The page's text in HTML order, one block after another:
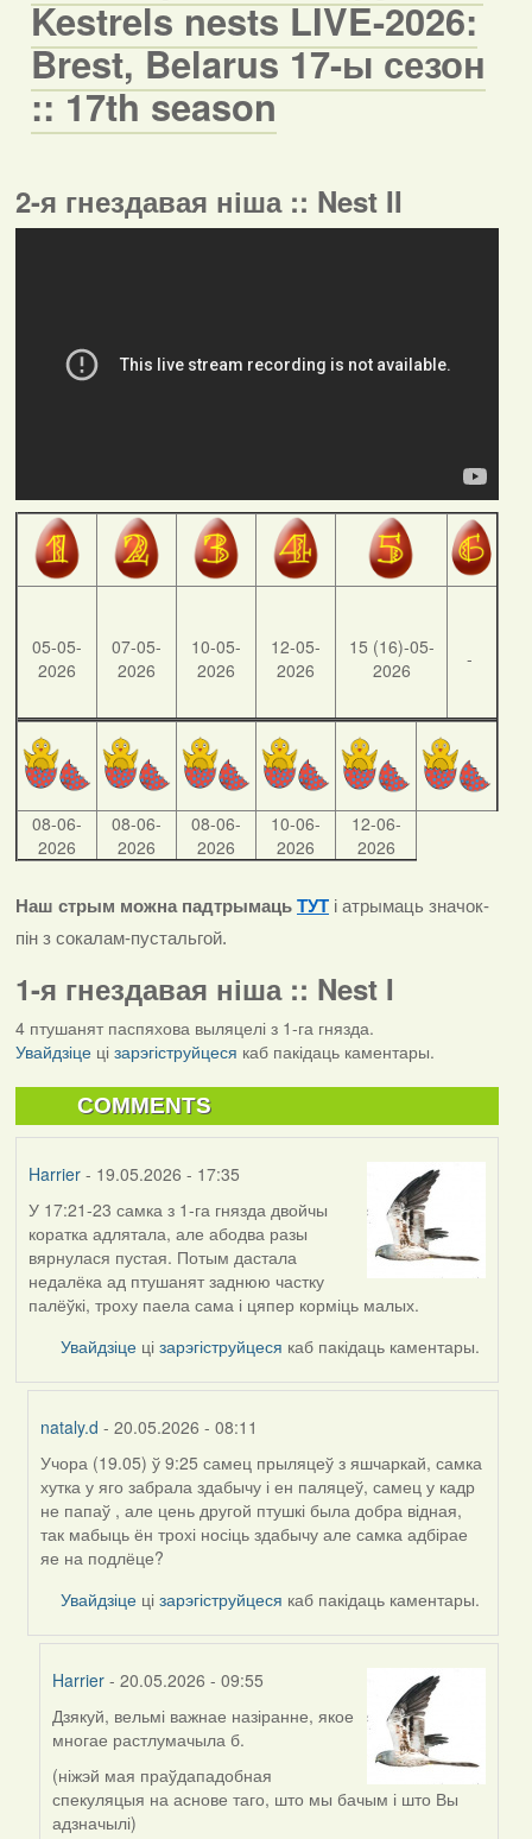
Kestrels nests LIVE-2026:
Brest, Belarus 17-ы сезон
:: 17th season
2-я гнездавая ніша :: Nest II
05-05-
2026
07-05-
2026
10-05-
2026
12-05-
2026
15 (16)-05-
2026
-
08-06-
2026
08-06-
2026
08-06-
2026
10-06-
2026
12-06-
2026
Наш стрым можна падтрымаць ТУТ і атрымаць значок-
пін з сокалам-пустальгой.
1-я гнездавая ніша :: Nest I
4 птушанят паспяхова выляцелі з 1-га гнязда.
Увайдзіцеці зарэгіструйцеся каб пакідаць каментары.
COMMENTS
Harrier- 19.05.2026 - 17:35
У 17:21-23 самка з 1-га гнязда двойчы
коратка адлятала, але абодва разы
вярнулася пустая. Потым дастала
недалёка ад птушанят заднюю частку
палёўкі, троху паела сама і цяпер корміць малых.
Увайдзіце цізарэгіструйцеся каб пакідаць каментары.
nataly.d - 20.05.2026 - 08:11
In
reply
to
by
Harrier
Учора (19.05) ў 9:25 самец прыляцеў з яшчаркай, самка
хутка у яго забрала здабычу і ен паляцеў, самец у кадр
не папаў , але цень другой птушкі была добра відная,
так мабыць ён трохі носіць здабычу але самка адбірае
яе на подлёце?
Увайдзіце цізарэгіструйцеся каб пакідаць каментары.
Harrier - 20.05.2026 - 09:55
In
reply
to
by
nataly.d
Дзякуй, вельмі важнае назіранне, якое
многае растлумачыла б.
(ніжэй мая праўдападобная
спекуляцыя на аснове таго, што мы бачым і што Вы
адзначылі)